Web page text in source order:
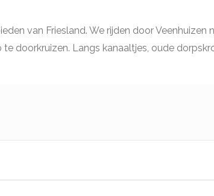
van Friesland. We rijden door Veenhuizen
doorkruizen. Langs kanaaltjes, oude